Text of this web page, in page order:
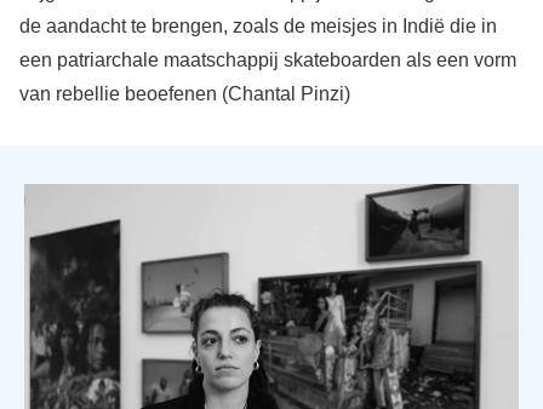
de aandacht te brengen, zoals de meisjes in Indië die in
een patriarchale maatschappij skateboarden als een vorm
van rebellie beoefenen (Chantal Pinzi)